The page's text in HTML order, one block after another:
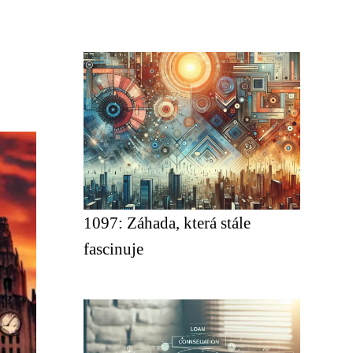
1097: Záhada, která stále
fascinuje